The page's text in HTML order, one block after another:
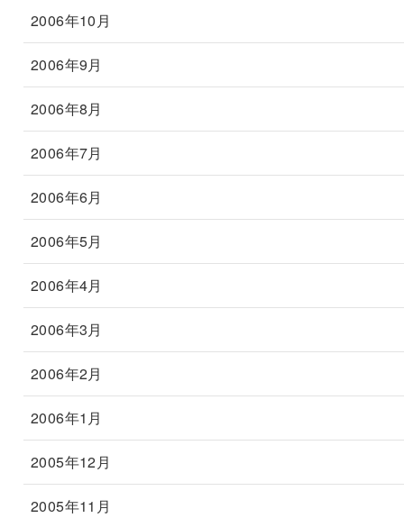
2006年10月
2006年9月
2006年8月
2006年7月
2006年6月
2006年5月
2006年4月
2006年3月
2006年2月
2006年1月
2005年12月
2005年11月